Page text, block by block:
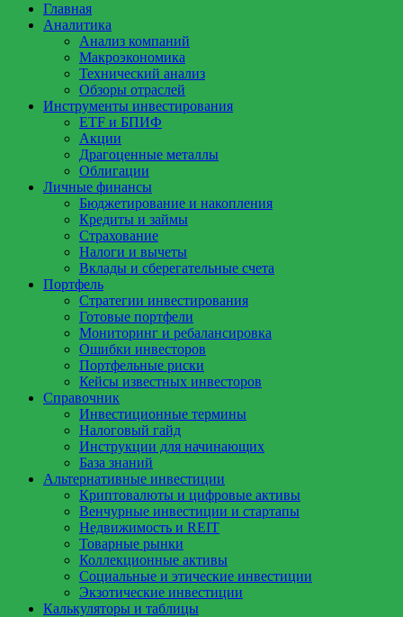
Главная
Аналитика
Анализ компаний
Макроэкономика
Технический анализ
Обзоры отраслей
Инструменты инвестирования
ETF и БПИФ
Акции
Драгоценные металлы
Облигации
Личные финансы
Бюджетирование и накопления
Кредиты и займы
Страхование
Налоги и вычеты
Вклады и сберегательные счета
Портфель
Стратегии инвестирования
Готовые портфели
Мониторинг и ребалансировка
Ошибки инвесторов
Портфельные риски
Кейсы известных инвесторов
Справочник
Инвестиционные термины
Налоговый гайд
Инструкции для начинающих
База знаний
Альтернативные инвестиции
Криптовалюты и цифровые активы
Венчурные инвестиции и стартапы
Недвижимость и REIT
Товарные рынки
Коллекционные активы
Социальные и этические инвестиции
Экзотические инвестиции
Калькуляторы и таблицы